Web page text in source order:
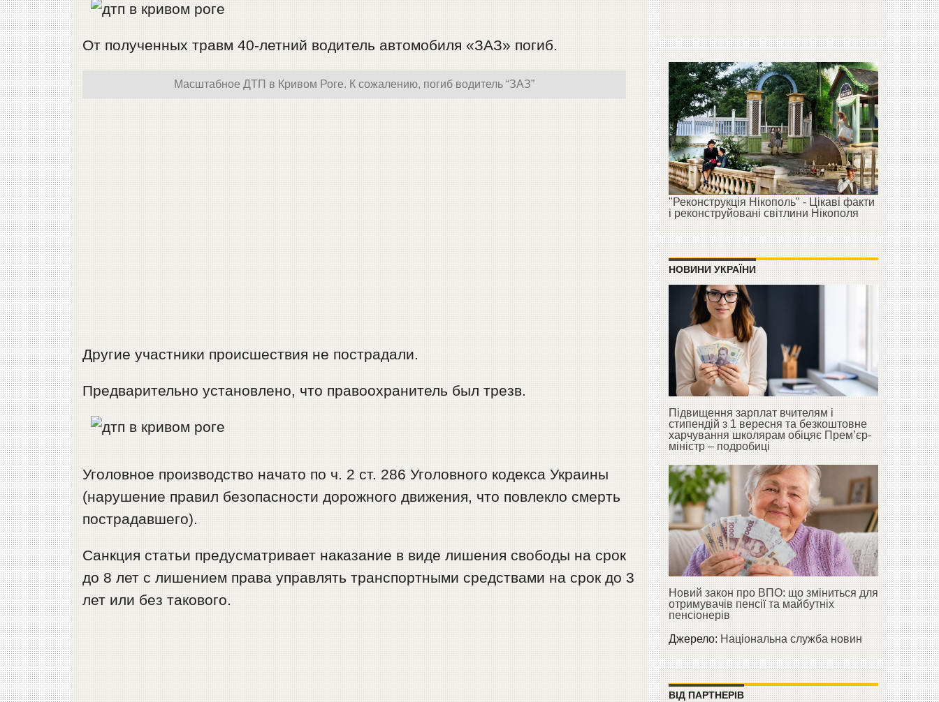
От полученных травм 40-летний водитель автомобиля «ЗАЗ» погиб.
Масштабное ДТП в Кривом Роге. К сожалению, погиб водитель “ЗАЗ”
Другие участники происшествия не пострадали.
Предварительно установлено, что правоохранитель был трезв.
Уголовное производство начато по ч. 2 ст. 286 Уголовного кодекса Украины
(нарушение правил безопасности дорожного движения, что повлекло смерть
пострадавшего).
Санкция статьи предусматривает наказание в виде лишения свободы на срок
до 8 лет с лишением права управлять транспортными средствами на срок до 3
лет или без такового.
"Реконструкція Нікополь" - Цікаві факти
і реконструйовані світлини Нікополя
НОВИНИ УКРАЇНИ
Підвищення зарплат вчителям і
стипендій з 1 вересня та безкоштовне
харчування школярам обіцяє Прем’єр-
міністр – подробиці
Новий закон про ВПО: що зміниться для
отримувачів пенсії та майбутніх
пенсіонерів
Джерело:Національна служба новин
ВІД ПАРТНЕРІВ